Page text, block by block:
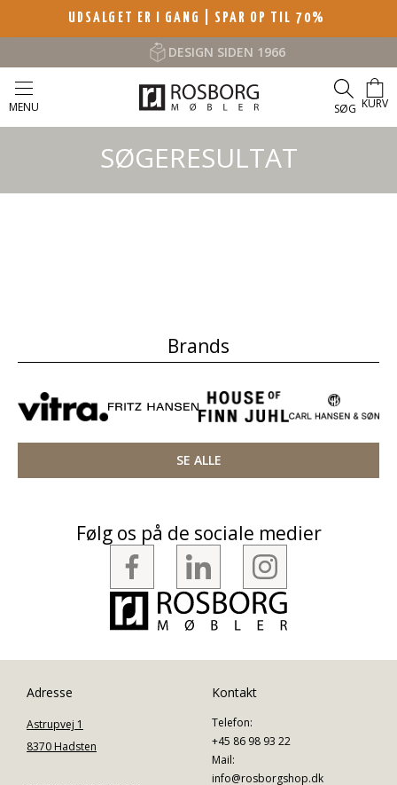
UDSALGET ER I GANG | SPAR OP TIL 70%
DESIGN SIDEN 1966
MENU SØG KURV
SØGERESULTAT
Brands
SE ALLE
Følg os på de sociale medier
Adresse
Astrupvej 1
8370 Hadsten
Kontakt
Telefon:
+45 86 98 93 22
Mail:
info@rosborgshop.dk